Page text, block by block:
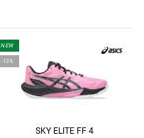
NEW
-13%
SKY ELITE FF 4